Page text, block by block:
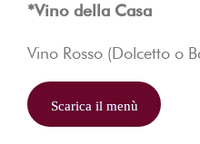
*Vino della Casa
Vino Rosso (Dolcetto o
Scarica il menù